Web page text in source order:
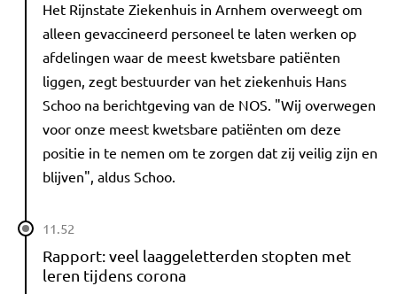
Het Rijnstate Ziekenhuis in Arnhem overweegt om
alleen gevaccineerd personeel te laten werken op
afdelingen waar de meest kwetsbare patiënten
liggen, zegt bestuurder van het ziekenhuis Hans
Schoo na berichtgeving van de NOS. "Wij overwegen
voor onze meest kwetsbare patiënten om deze
positie in te nemen om te zorgen dat zij veilig zijn en
blijven", aldus Schoo.
11.52
Rapport: veel laaggeletterden stopten met
leren tijdens corona